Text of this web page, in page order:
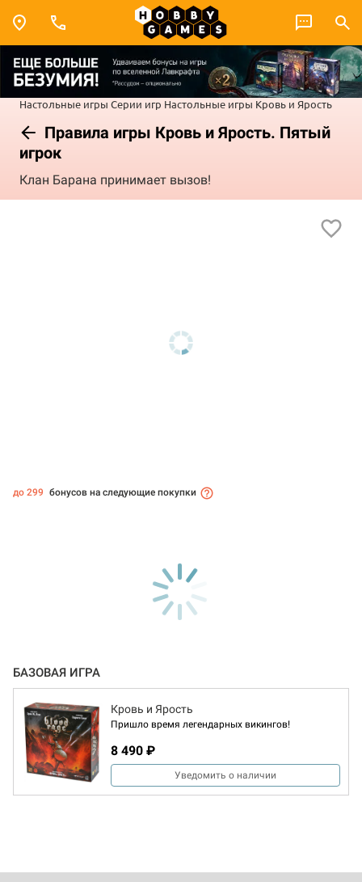
Настольные игры Серии игр Настольные игры Кровь и Ярость
Правила игры Кровь и Ярость. Пятый
игрок
Клан Барана принимает вызов!
до 299 бонусов на следующие покупки
БАЗОВАЯ ИГРА
Кровь и Ярость
Пришло время легендарных викингов!
8 490 ₽
Уведомить о наличии